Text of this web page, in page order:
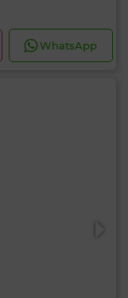
WhatsApp